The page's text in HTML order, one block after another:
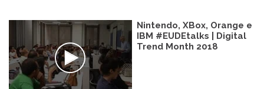
Nintendo, XBox, Orange e
IBM #EUDEtalks | Digital
Trend Month 2018